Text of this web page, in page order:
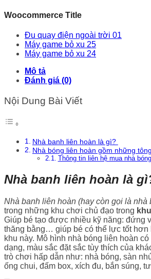
Woocommerce Title
Đu quay điện ngoài trời 01
Máy game bỏ xu 25
Máy game bỏ xu 24
Mô tả
Đánh giá (0)
Nội Dung Bài Viết
Nhà banh liên hoàn là gì?
Nhà bóng liên hoàn gồm những
Thông tin liên hệ mua nhà
Nhà banh liên hoàn là
Nhà banh liên hoàn (hay còn gọi là nhà
trong những khu chơi chủ đạo trong
Giúp bé tạo được nhiều kỹ năng: đứng
thăng bằng… giúp bé có thể lực tốt hơn
khu này. Mô hình nhà bóng liên hoàn
dạng, màu sắc đặt sắc tùy thích của
trò chơi hấp dẫn như: nhà bóng, sàn
ống chui, đấm box, xích đu, bắn súng,